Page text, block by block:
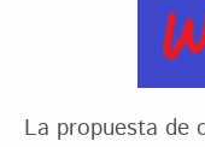
La propuesta de